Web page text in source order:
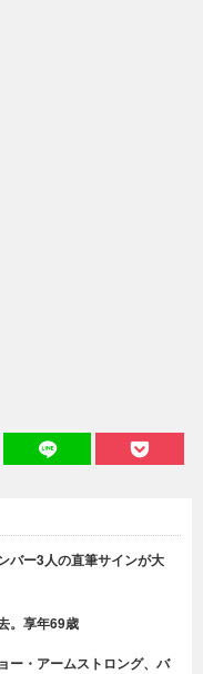
バー3人の直筆サインが大
。享年69歳
ー・アームストロング、バ